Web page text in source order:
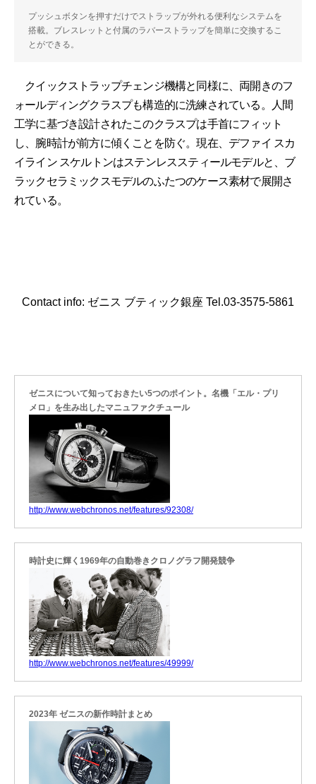
プッシュボタンを押すだけでストラップが外れる便利なシステムを
搭載。ブレスレットと付属のラバーストラップを簡単に交換するこ
とができる。
クイックストラップチェンジ機構と同様に、両開きのフ
ォールディングクラスプも構造的に洗練されている。人間
工学に基づき設計されたこのクラスプは手首にフィット
し、腕時計が前方に傾くことを防ぐ。現在、デファイ スカ
イライン スケルトンはステンレススティールモデルと、ブ
ラックセラミックスモデルのふたつのケース素材で展開さ
れている。
Contact info: ゼニス ブティック銀座 Tel.03-3575-5861
ゼニスについて知っておきたい5つのポイント。名機「エル・プリ
メロ」を生み出したマニュファクチュール
http://www.webchronos.net/features/92308/
時計史に輝く1969年の自動巻きクロノグラフ開発競争
http://www.webchronos.net/features/49999/
2023年 ゼニスの新作時計まとめ